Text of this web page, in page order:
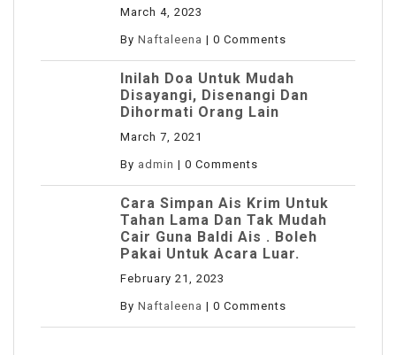
March 4, 2023
By Naftaleena | 0 Comments
Inilah Doa Untuk Mudah
Disayangi, Disenangi Dan
Dihormati Orang Lain
March 7, 2021
By admin | 0 Comments
Cara Simpan Ais Krim Untuk
Tahan Lama Dan Tak Mudah
Cair Guna Baldi Ais . Boleh
Pakai Untuk Acara Luar.
February 21, 2023
By Naftaleena | 0 Comments